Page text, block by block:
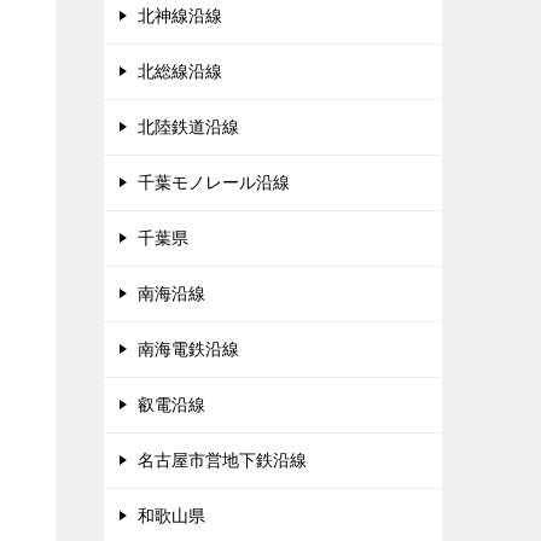
北神線沿線
北総線沿線
北陸鉄道沿線
千葉モノレール沿線
千葉県
南海沿線
南海電鉄沿線
叡電沿線
名古屋市営地下鉄沿線
和歌山県